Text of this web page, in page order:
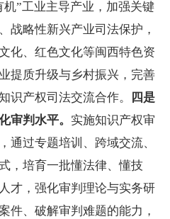
机”工业主导产业，加强关键
战略性新兴产业司法保护，
化、红色文化等闽西特色资
提质升级与乡村振兴，完善
识产权司法交流合作。
四是
审判水平。 实施知识产权审
通过专题培训、跨域交流、
，培育一批懂法律、懂技
才，强化审判理论与实务研
件、破解审判难题的能力，